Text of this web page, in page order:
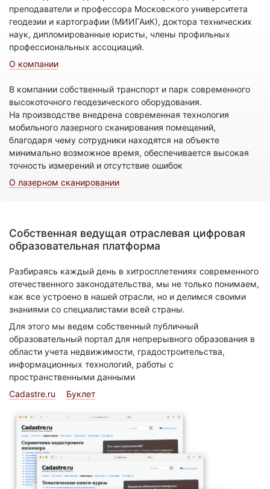
преподаватели и профессора Московского университета
геодезии и картографии (МИИГАиК), доктора технических
наук, дипломированные юристы, члены профильных
профессиональных ассоциаций.
О компании
В компании собственный транспорт и парк современного
высокоточного геодезического оборудования.
На производстве внедрена современная технология
мобильного лазерного сканирования помещений,
благодаря чему сотрудники находятся на объекте
минимально возможное время, обеспечивается высокая
точность измерений и отсутствие ошибок
О лазерном сканировании
Собственная ведущая отраслевая цифровая
образовательная платформа
Разбираясь каждый день в хитросплетениях современного
отечественного законодательства, мы не только понимаем,
как все устроено в нашей отрасли, но и делимся своими
знаниями со специалистами всей страны.
Для этого мы ведем собственный публичный
образовательный портал для непрерывного образования в
области учета недвижимости, градостроительства,
информационных технологий, работы с
пространственными данными
Cadastre.ru
Буклет